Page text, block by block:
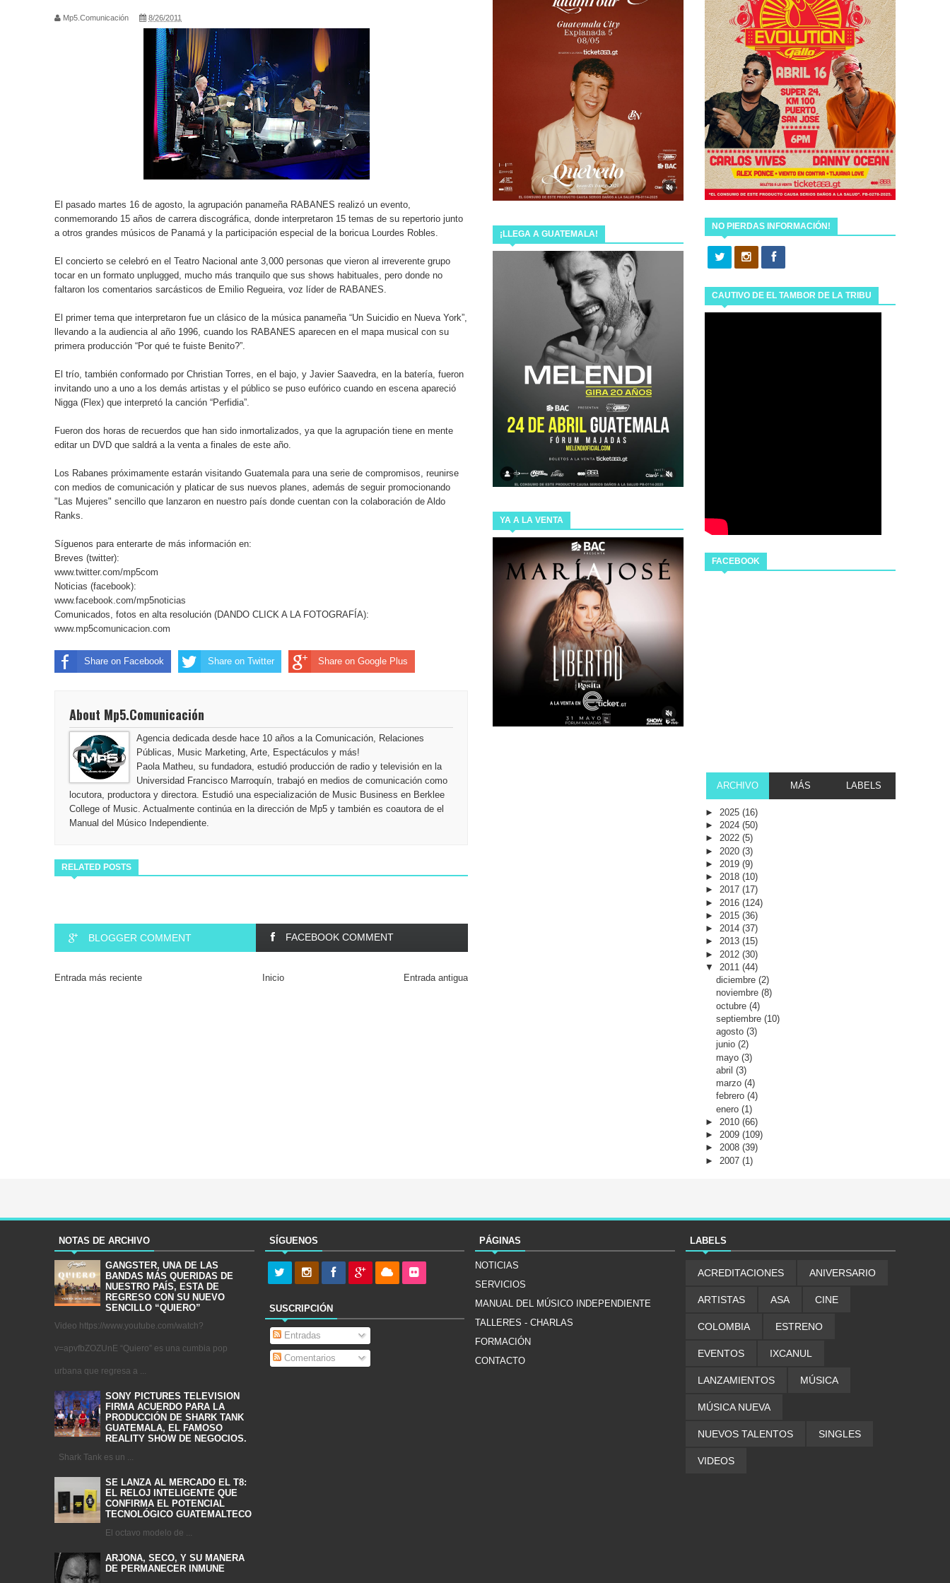
SUNDAY FUNDAY REGRESA E INAUGURA LOS LANZAMIENTOS DEL AÑO LANZANDO AMOR PROHIBIDO
SECO, EL NUEVOTRABAJODE ARJONA, APENAS EMPIEZA
Cristian Salguero nos presenta su primer sencillo llamado “Ya Llegó Navidad”.
MARIA MERCEDES REGRESA A LA PANTALLA GRANDE Y ESTRENA EN CINES DE MÉXICO LA ALBERCA DE
LOS NADIES
YOKOI KENJI, MARCUS DANTUS, ISMAEL CALA Y “NUTRILLERMO” PRESENTARÁN EN GUATEMALA THE
MENTORS
Inaugurando musicalmente la temporada, damos la bienvenida a @miamcewenmusic con su disco “Mia’s
Favorite ChristmasSongs”
EL VIAJE DE SECO COMIENZA: RICARDO ARJONA ESTRENA LOS PRIMEROS TRES SENCILLOS DE SU
ESPERADO PRÓXIMO ÁLBUM
ARJONA, SECO, Y SU MANERA DE PERMANECER INMUNE
GANGSTER, UNA DE LAS BANDAS MÁS QUERIDAS DE NUESTRO PAÍS, ESTA DE REGRESO CON SU NUEVO
SENCILLO “QUIERO”
SONY PICTURES TELEVISION FIRMA ACUERDO PARA LA PRODUCCIÓN DE SHARK TANK GUATEMALA, EL
FAMOSO REALITY SHOW DE NEGOCIOS.
Apostando por el cine guatemalteco, Amazon Prime Video adquiere Cadejo Blanco para Latinoamérica.
SE LANZA AL MERCADO EL T8: EL RELOJ INTELIGENTE QUE CONFIRMA EL POTENCIAL TECNOLÓGICO
GUATEMALTECO
¡LLEGA A GUATEMALA!
YA A LA VENTA
Mp5.Comunicación 8/26/2011
El pasado martes 16 de agosto, la agrupación panameña RABANES realizó un evento,
conmemorando 15 años de carrera discográfica, donde interpretaron 15 temas de su repertorio junto
a otros grandes músicos de Panamá y la participación especial de la boricua Lourdes Robles.
El concierto se celebró en el Teatro Nacional ante 3,000 personas que vieron al irreverente grupo
tocar en un formato unplugged, mucho más tranquilo que sus shows habituales, pero donde no
faltaron los comentarios sarcásticos de Emilio Regueira, voz líder de RABANES.
El primer tema que interpretaron fue un clásico de la música panameña “Un Suicidio en Nueva York”,
llevando a la audiencia al año 1996, cuando los RABANES aparecen en el mapa musical con su
primera producción “Por qué te fuiste Benito?”.
El trío, también conformado por Christian Torres, en el bajo, y Javier Saavedra, en la batería, fueron
invitando uno a uno a los demás artistas y el público se puso eufórico cuando en escena apareció
Nigga (Flex) que interpretó la canción “Perfidia”.
Fueron dos horas de recuerdos que han sido inmortalizados, ya que la agrupación tiene en mente
editar un DVD que saldrá a la venta a finales de este año.
Los Rabanes próximamente estarán visitando Guatemala para una serie de compromisos, reunirse
con medios de comunicación y platicar de sus nuevos planes, además de seguir promocionando
"Las Mujeres" sencillo que lanzaron en nuestro país donde cuentan con la colaboración de Aldo
Ranks.
Síguenos para enterarte de más información en:
Breves (twitter):
www.twitter.com/mp5com
Noticias (facebook):
www.facebook.com/mp5noticias
Comunicados, fotos en alta resolución (DANDO CLICK A LA FOTOGRAFÍA):
www.mp5comunicacion.com
Share on Facebook Share on Twitter Share on Google Plus
About Mp5.Comunicación
Agencia dedicada desde hace 10 años a la Comunicación, Relaciones
Públicas, Music Marketing, Arte, Espectáculos y más!
Paola Matheu, su fundadora, estudió producción de radio y televisión en la
Universidad Francisco Marroquín, trabajó en medios de comunicación como
locutora, productora y directora. Estudió una especialización de Music Business en Berklee
College of Music. Actualmente continúa en la dirección de Mp5 y también es coautora de el
Manual del Músico Independiente.
RELATED POSTS
BLOGGER COMMENT FACEBOOK COMMENT
Entrada más reciente Entrada antigua
Inicio
NO PIERDAS INFORMACIÓN!
CAUTIVO DE EL TAMBOR DE LA TRIBU
FACEBOOK
ARCHIVO MÁS LABELS
► 2025 (16)
► 2024 (50)
► 2022 (5)
► 2020 (3)
► 2019 (9)
► 2018 (10)
► 2017 (17)
► 2016 (124)
► 2015 (36)
► 2014 (37)
► 2013 (15)
► 2012 (30)
▼ 2011 (44)
diciembre (2)
noviembre (8)
octubre (4)
septiembre (10)
agosto (3)
junio (2)
mayo (3)
abril (3)
marzo (4)
febrero (4)
enero (1)
► 2010 (66)
► 2009 (109)
► 2008 (39)
► 2007 (1)
NOTAS DE ARCHIVO
GANGSTER, UNA DE LAS
BANDAS MÁS QUERIDAS DE
NUESTRO PAÍS, ESTA DE
REGRESO CON SU NUEVO
SENCILLO “QUIERO”
Video https://www.youtube.com/watch?
v=apvfbZOZUnE “Quiero” es una cumbia pop
urbana que regresa a ...
SONY PICTURES TELEVISION
FIRMA ACUERDO PARA LA
PRODUCCIÓN DE SHARK TANK
GUATEMALA, EL FAMOSO
REALITY SHOW DE NEGOCIOS.
Shark Tank es un ...
SE LANZA AL MERCADO EL T8:
EL RELOJ INTELIGENTE QUE
CONFIRMA EL POTENCIAL
TECNOLÓGICO GUATEMALTECO
El octavo modelo de ...
ARJONA, SECO, Y SU MANERA
DE PERMANECER INMUNE
SÍGUENOS
SUSCRIPCIÓN
Entradas
Comentarios
PÁGINAS
NOTICIAS
SERVICIOS
MANUAL DEL MÚSICO INDEPENDIENTE
TALLERES - CHARLAS
FORMACIÓN
CONTACTO
LABELS
ACREDITACIONES ANIVERSARIO
ARTISTAS ASA CINE
COLOMBIA ESTRENO
EVENTOS IXCANUL
LANZAMIENTOS MÚSICA
MÚSICA NUEVA
NUEVOS TALENTOS SINGLES
VIDEOS